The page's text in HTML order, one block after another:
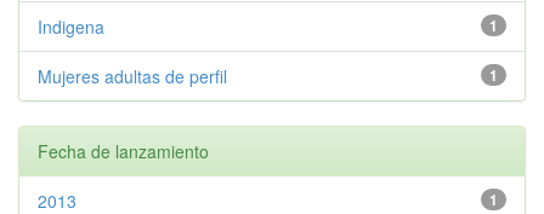
1
Indigena
1
Mujeres adultas de perfil
Fecha de lanzamiento
1
2013